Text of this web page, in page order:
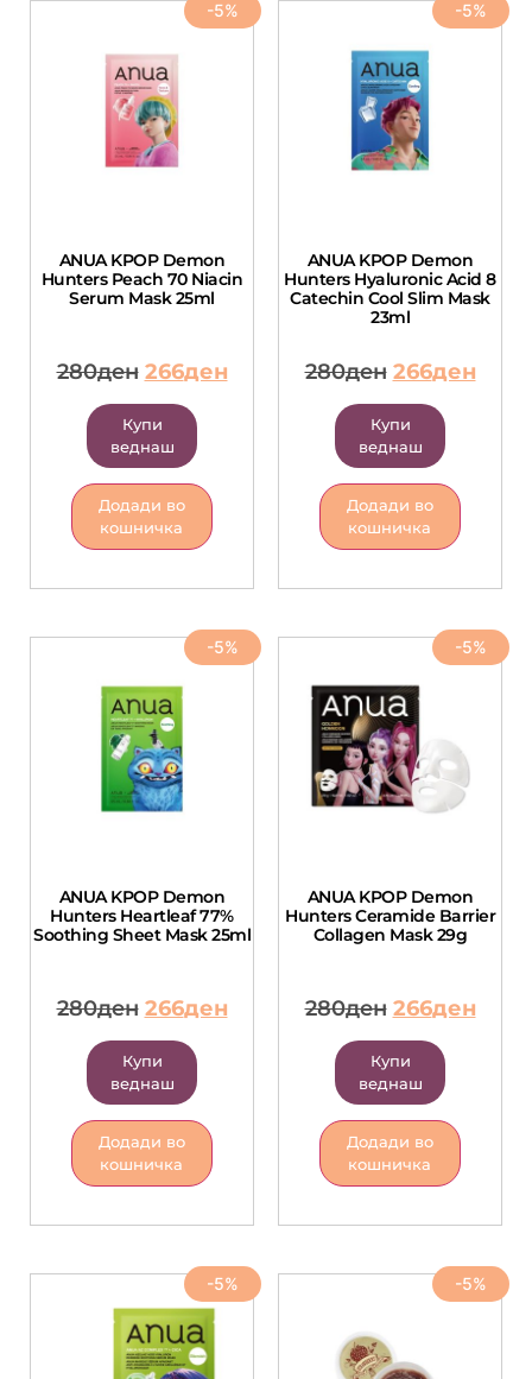
-5%
ANUA KPOP Demon
Hunters Peach 70 Niacin
Serum Mask 25ml
280ден 266ден
Купи
веднаш
Додади во
кошничка
-5%
ANUA KPOP Demon
Hunters Hyaluronic Acid 8
Catechin Cool Slim Mask
23ml
280ден 266ден
Купи
веднаш
Додади во
кошничка
-5%
ANUA KPOP Demon
Hunters Heartleaf 77%
Soothing Sheet Mask 25ml
280ден 266ден
Купи
веднаш
Додади во
кошничка
-5%
ANUA KPOP Demon
Hunters Ceramide Barrier
Collagen Mask 29g
280ден 266ден
Купи
веднаш
Додади во
кошничка
-5% -5%